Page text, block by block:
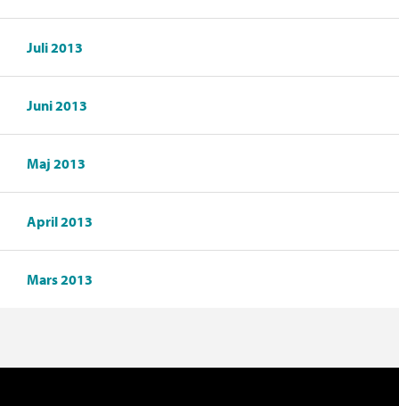
Juli 2013
Juni 2013
Maj 2013
April 2013
Mars 2013